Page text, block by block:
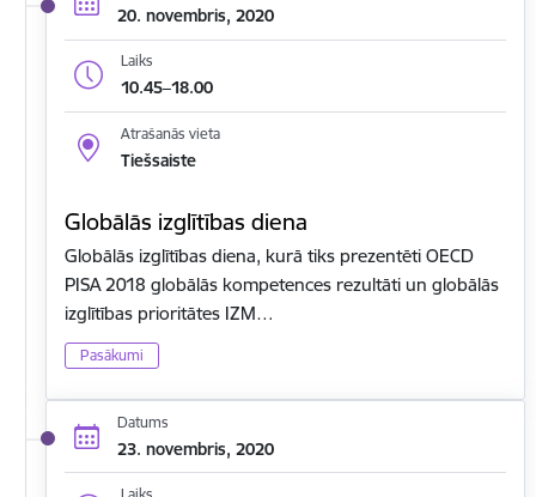
20. novembris, 2020
Laiks
10.45–18.00
Atrašanās vieta
Tiešsaiste
Globālās izglītības diena
Globālās izglītības diena, kurā tiks prezentēti OECD
PISA 2018 globālās kompetences rezultāti un globālās
izglītības prioritātes IZM…
Pasākumi
Datums
23. novembris, 2020